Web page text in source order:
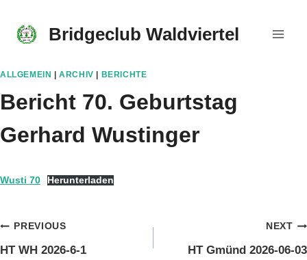
content
Bridgeclub Waldviertel
ALLGEMEIN |ARCHIV BERICHTE
Bericht 70. Geburtstag
Gerhard Wustinger
Wusti 70 Herunterladen
Beitragsnavigation
PREVIOUS
HT WH 2026-6-1
NEXT
HT Gmünd 2026-06-03